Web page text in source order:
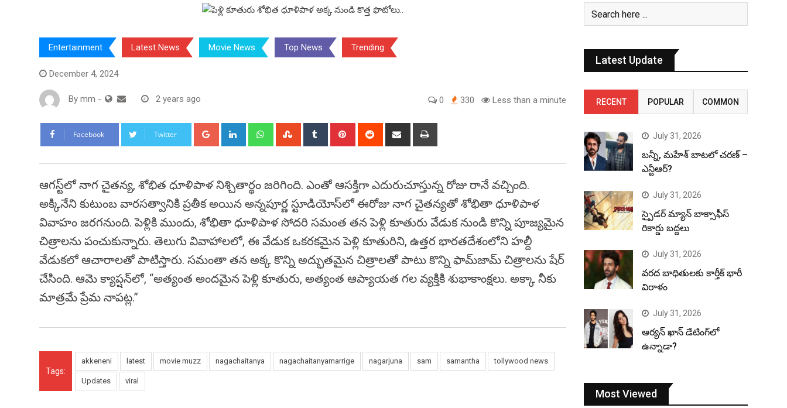
Entertainment Latest News Movie News Top News Trending
December 4, 2024
By mm - 2 years ago 0 330 Less than a minute
Facebook Twitter Google+ LinkedIn WhatsappStumbleUpon
Tumblr Pinterest Reddit
Share
ఆగస్ట్‌లో నాగ చైతన్య, శోభిత ధూళిపాళ నిశ్చితార్థం జరిగింది. ఎంతో ఆసక్తిగా ఎదురుచూస్తున్న రోజు రానే వచ్చింది.
అక్కినేని కుటుంబ వారసత్వానికి ప్రతీక అయిన అన్నపూర్ణ స్టూడియోస్‌లో ఈరోజు నాగ చైతన్యతో శోభితా ధూళిపాళ
వివాహం జరగనుంది. పెళ్లికి ముందు, శోభితా ధూళిపాళ సోదరి సమంత తన పెళ్లి కూతురు వేడుక నుండి కొన్ని పూజ్యమైన
చిత్రాలను పంచుకున్నారు. తెలుగు వివాహాలలో, ఈ వేడుక ఒకరకమైన పెళ్లి కూతురిని, ఉత్తర భారతదేశంలోని హల్దీ
వేడుకలో ఆచారాలతో పాటిస్తారు. సమంతా తన అక్క కొన్ని అద్భుతమైన చిత్రాలతో పాటు కొన్ని ఫామ్‌జామ్ చిత్రాలను షేర్
చేసింది. ఆమె క్యాప్షన్‌లో, “అత్యంత అందమైన పెళ్లి కూతురు, అత్యంత ఆప్యాయత గల వ్యక్తికి శుభాకాంక్షలు. అక్కా నీకు
మాత్రమే ప్రేమ నాపట్ల.”
Tags:
akkeneni latest movie muzz nagachaitanya nagachaitanyamarrige nagarjuna sam samantha tollywood news
Updates viral
Latest Update
RECENT POPULAR COMMON
July 31, 2026
బన్నీ, మహేశ్ బాటలో చరణ్ –
ఎన్టీఆర్?
July 31, 2026
స్పైడర్ మ్యాన్ బాక్సాఫీస్
రికార్డు బద్దలు
July 31, 2026
వరద బాధితులకు కార్తీక్ భారీ
విరాళం
July 31, 2026
ఆర్యన్ ఖాన్ డేటింగ్‌లో
ఉన్నాడా?
Most Viewed